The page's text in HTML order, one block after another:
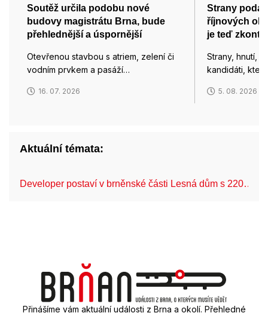
Soutěž určila podobu nové
budovy magistrátu Brna, bude
přehlednější a úspornější
Otevřenou stavbou s atriem, zelení či
vodním prvkem a pasáží…
16. 07. 2026
Strany
říjnových
je teď
Strany, hnutí,
kandidáti, kteří
5. 08. 2026
Aktuální témata:
Developer postaví v brněnské části Lesná dům s 220…
Přinášíme vám aktuální události z Brna a okolí. Přehledné